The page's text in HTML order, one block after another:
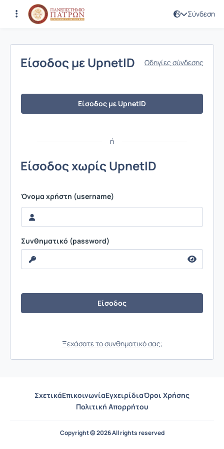
Σύνδεση
Σύνδεση
Είσοδος με UpnetID Οδηγίες σύνδεσης
Είσοδος με UpnetID
ή
Είσοδος χωρίς UpnetID
Όνομα χρήστη (username)
Συνθηματικό (password)
Ξεχάσατε το συνθηματικό σας;
ΣχετικάΕπικοινωνίαΕγχειρίδιαΌροι Χρήσης
Πολιτική Απορρήτου
Copyright © 2026 All rights reserved